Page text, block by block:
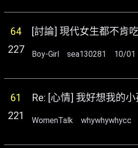
64
227
[討論] 現代女生都不肯
Boy-Girl sea130281 10/01
61
221
Re: [心情] 我好想我的
WomenTalk whywhywhycc